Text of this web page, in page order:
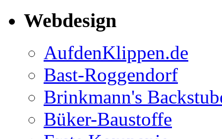
Webdesign
AufdenKlippen.de
Bast-Roggendorf
Brinkmann's
Büker-Baustoffe